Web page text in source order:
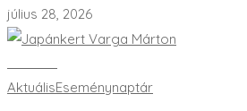
július 28, 2026
AktuálisEseménynaptár